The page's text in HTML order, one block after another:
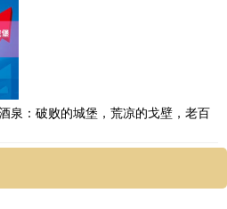
泉：破败的城堡，荒凉的戈壁，老百